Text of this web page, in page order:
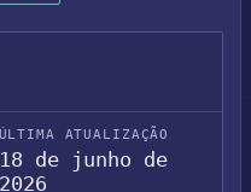
ÚLTIMA ATUALIZAÇÃO
18 de junho de
2026